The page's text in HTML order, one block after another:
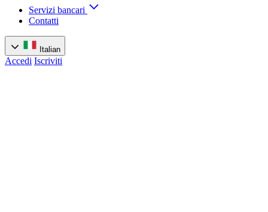
Servizi bancari
Contatti
Italian
Accedi Iscriviti